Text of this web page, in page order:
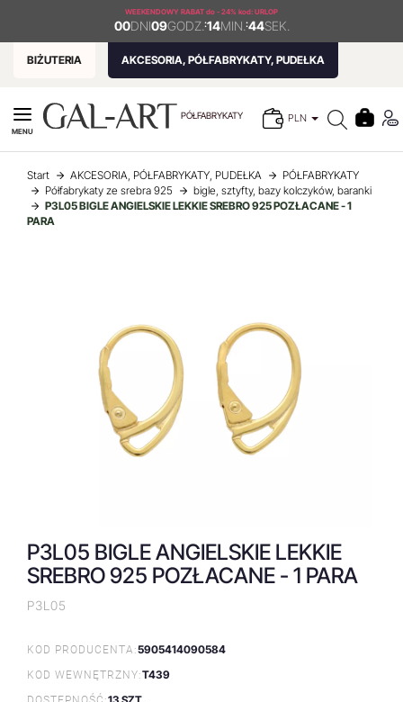
WEEKENDOWY RABAT do - 24% kod: URLOP
00DNI09GODZ. :14MIN. :44SEK.
BIŻUTERIA AKCESORIA, PÓŁFABRYKATY, PUDEŁKA
PÓŁFABRYKATY PLN
MENU
Start AKCESORIA, PÓŁFABRYKATY, PUDEŁKA
PÓŁFABRYKATY
Półfabrykaty ze srebra 925
bigle, sztyfty, bazy kolczyków, baranki
P3L05 BIGLE ANGIELSKIE LEKKIE SREBRO 925 POZŁACANE - 1
PARA
P3L05 BIGLE ANGIELSKIE LEKKIE
SREBRO 925 POZŁACANE - 1 PARA
P3L05
KOD PRODUCENTA:5905414090584
KOD WEWNĘTRZNY:T439